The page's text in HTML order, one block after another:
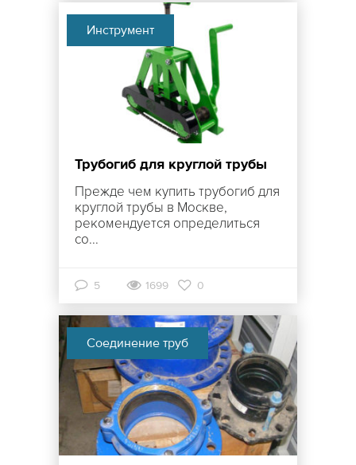
Инструмент
Трубогиб для круглой трубы
Прежде чем купить трубогиб для
круглой трубы в Москве,
рекомендуется определиться
со...
5 1699 0
Соединение труб